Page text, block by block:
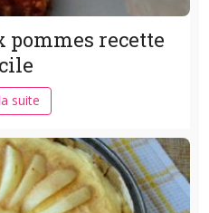
pommes recette
suite